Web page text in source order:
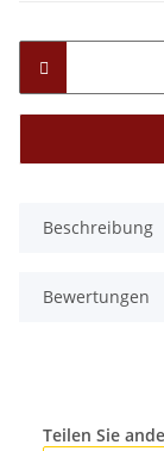
Beschreibung
Bewertungen
Teilen Sie